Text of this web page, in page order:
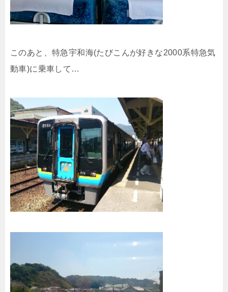
このあと、特急宇和海(たびこんが好きな2000系特急気
動車)に乗車して…